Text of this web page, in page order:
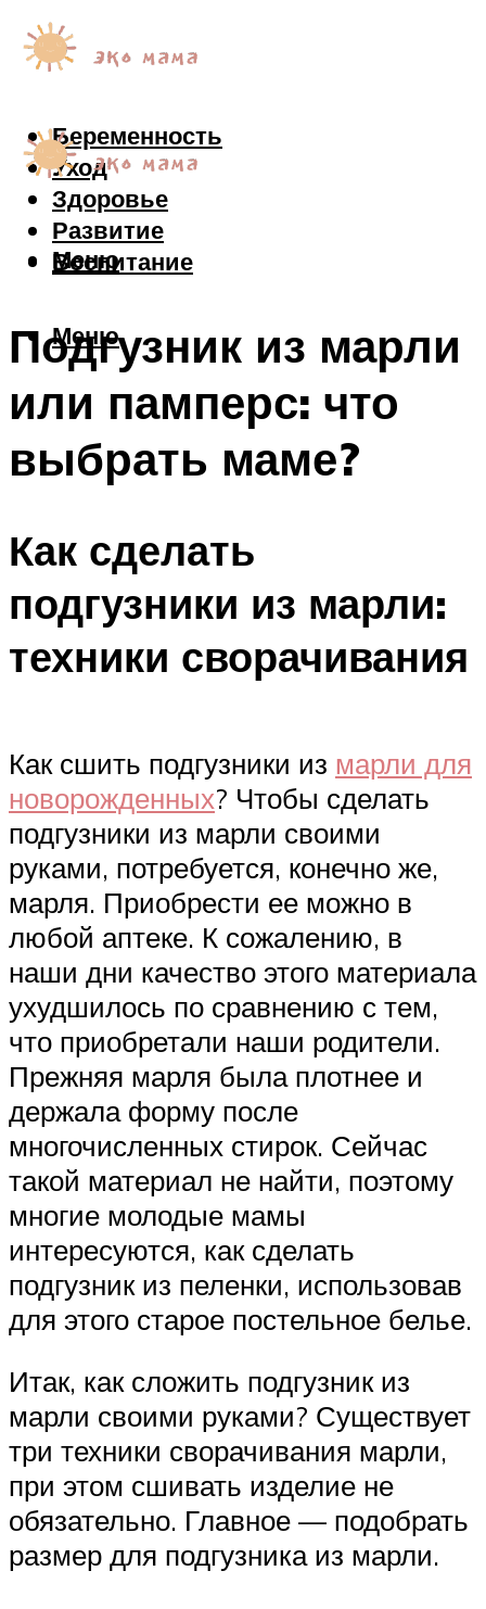
Беременность
Уход
Здоровье
Развитие
Воспитание
Меню
Меню
Подгузник из марли
или памперс: что
выбрать маме?
Как сделать
подгузники из марли:
техники сворачивания
Как сшить подгузники из марли для
новорожденных? Чтобы сделать
подгузники из марли своими
руками, потребуется, конечно же,
марля. Приобрести ее можно в
любой аптеке. К сожалению, в
наши дни качество этого материала
ухудшилось по сравнению с тем,
что приобретали наши родители.
Прежняя марля была плотнее и
держала форму после
многочисленных стирок. Сейчас
такой материал не найти, поэтому
многие молодые мамы
интересуются, как сделать
подгузник из пеленки, использовав
для этого старое постельное белье.
Итак, как сложить подгузник из
марли своими руками? Существует
три техники сворачивания марли,
при этом сшивать изделие не
обязательно. Главное — подобрать
размер для подгузника из марли.